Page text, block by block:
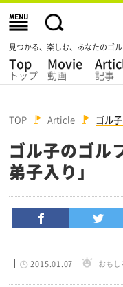
見つかる、楽しむ、あなたのゴル
Top
トップ
Movie
動画 記事
TOP Article ゴル
ゴル子のゴル
弟子入り」
2015.01.07 おもし